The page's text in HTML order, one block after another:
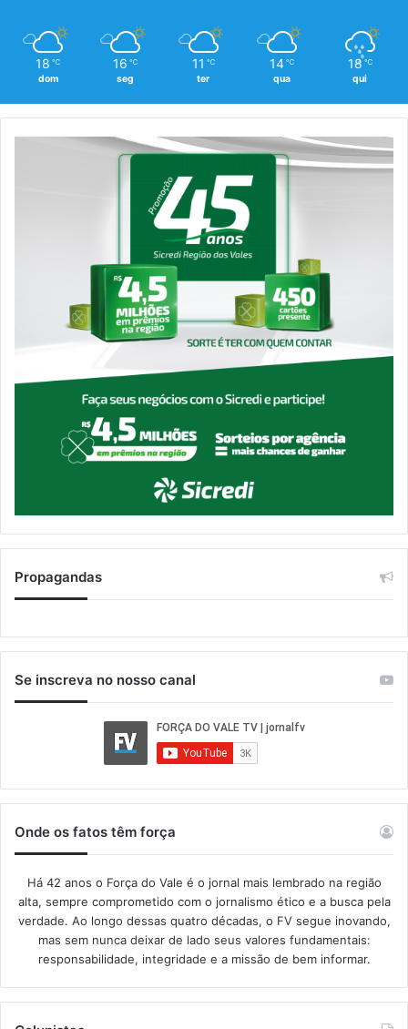
18 ℃
dom
16 ℃
seg
11 ℃
ter
14 ℃
qua
18 ℃
qui
Propagandas
Se inscreva no nosso canal
Onde os fatos têm força
Há 42 anos o Força do Vale é o jornal mais lembrado na região
alta, sempre comprometido com o jornalismo ético e a busca pela
verdade. Ao longo dessas quatro décadas, o FV segue inovando,
mas sem nunca deixar de lado seus valores fundamentais:
responsabilidade, integridade e a missão de bem informar.​